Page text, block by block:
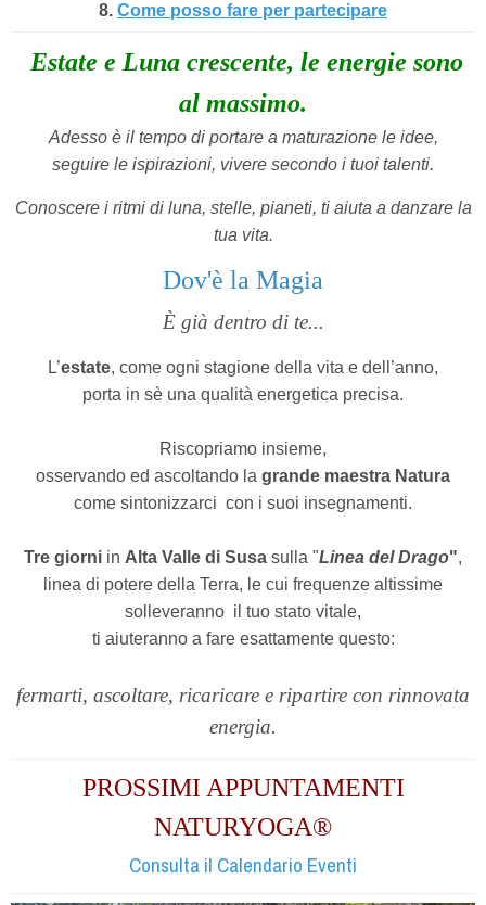
8. Come posso fare per partecipare
Estate e Luna crescente, le energie sono
al massimo.
Adesso è il tempo di portare a maturazione le idee,
seguire le ispirazioni, vivere secondo i tuoi talenti.
Conoscere i ritmi di luna, stelle, pianeti, ti aiuta a danzare la
tua vita.
Dov'è la Magia
È già dentro di te...
L’estate, come ogni stagione della vita e dell’anno,
porta in sè una qualità energetica precisa.
Riscopriamo insieme,
osservando ed ascoltando la grande maestra Natura
come sintonizzarci con i suoi insegnamenti.
Tre giorni in Alta Valle di Susa sulla "Linea del Drago",
linea di potere della Terra, le cui frequenze altissime
solleveranno il tuo stato vitale,
ti aiuteranno a fare esattamente questo:
fermarti, ascoltare, ricaricare e ripartire con rinnovata
energia.
PROSSIMI APPUNTAMENTI
NATURYOGA®
Consulta il Calendario Eventi